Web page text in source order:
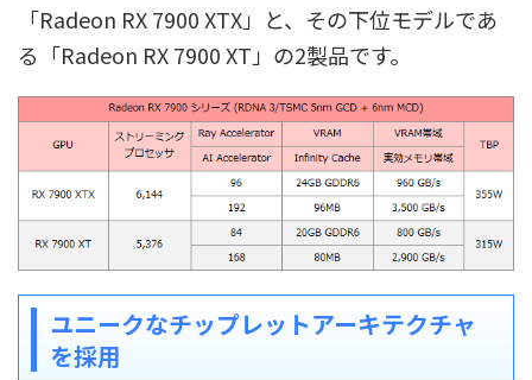
「Radeon RX 7900 XTX」と、その下位モデルであ
る「Radeon RX 7900 XT」の2製品です。
ユニークなチップレットアーキテクチャ
を採用